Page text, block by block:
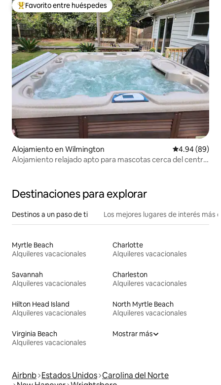
Favorito entre huéspedes preferido
Favorito entre huéspedes
Alojamiento en Wilmington Calificación
4.94 (89)
Alojamiento relajado apto para mascotas cerca del centro
Destinaciones para explorar
Destinos a un paso de ti Los mejores lugares de interés más
Myrtle Beach
Alquileres vacacionales
Charlotte
Alquileres vacacionales
Savannah
Alquileres vacacionales
Charleston
Alquileres vacacionales
Hilton Head Island
Alquileres vacacionales
North Myrtle Beach
Alquileres vacacionales
Virginia Beach
Alquileres vacacionales
Mostrar más
Airbnb Estados Unidos Carolina del Norte